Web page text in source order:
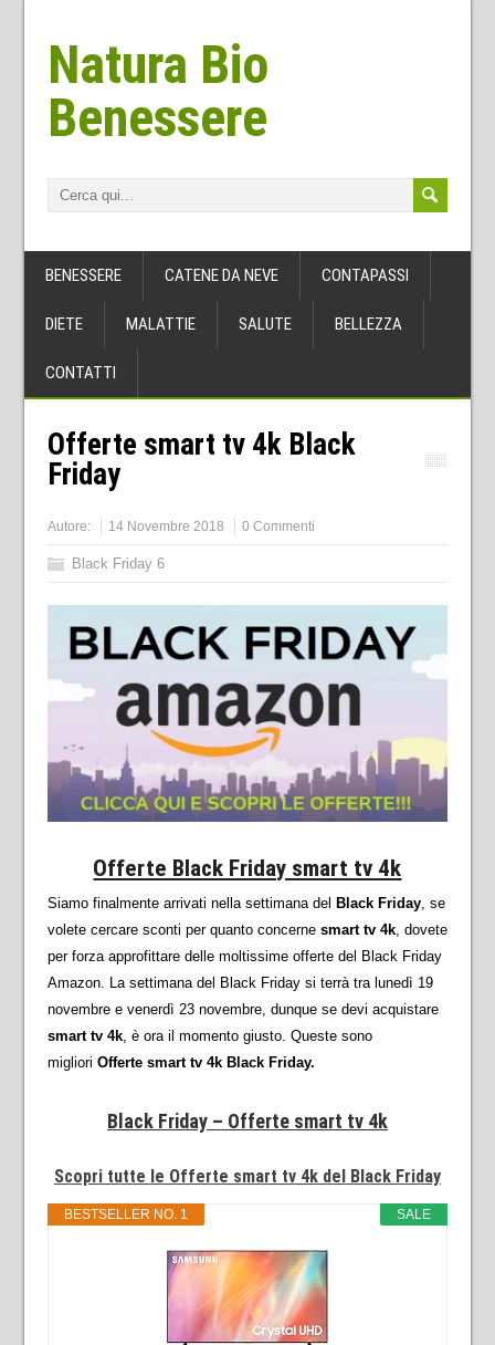
Natura Bio
Benessere
BENESSERE CATENE DA NEVE CONTAPASSI
DIETE MALATTIE SALUTE BELLEZZA
CONTATTI
Offerte smart tv 4k Black
Friday
Autore: 14 Novembre 2018 0 Commenti
Black Friday 6
Offerte Black Friday smart tv 4k
Siamo finalmente arrivati nella settimana del Black Friday, se
volete cercare sconti per quanto concerne smart tv 4k, dovete
per forza approfittare delle moltissime offerte del Black Friday
Amazon. La settimana del Black Friday si terrà tra lunedì 19
novembre e venerdì 23 novembre, dunque se devi acquistare
smart tv 4k, è ora il momento giusto. Queste sono
migliori Offerte smart tv 4k Black Friday.
Black Friday – Offerte smart tv 4k
Scopri tutte le Offerte smart tv 4k del Black Friday
SALE
BESTSELLER NO. 1